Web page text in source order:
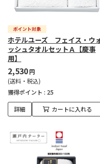
ホテルユーズ フェイス・ウ
ッシュタオルセットＡ【慶事
用】
2,530円
(送料・税込)
獲得ポイント : 25
詳細 カートに入れる